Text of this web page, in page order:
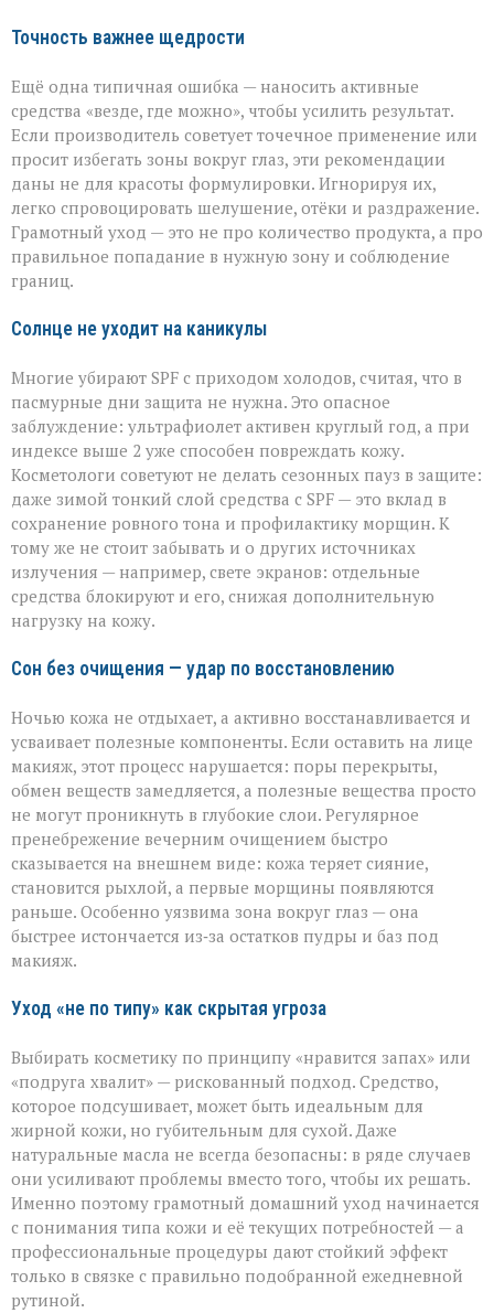
Точность важнее щедрости
Ещё одна типичная ошибка — наносить активные
средства «везде, где можно», чтобы усилить результат.
Если производитель советует точечное применение или
просит избегать зоны вокруг глаз, эти рекомендации
даны не для красоты формулировки. Игнорируя их,
легко спровоцировать шелушение, отёки и раздражение.
Грамотный уход — это не про количество продукта, а про
правильное попадание в нужную зону и соблюдение
границ.
Солнце не уходит на каникулы
Многие убирают SPF с приходом холодов, считая, что в
пасмурные дни защита не нужна. Это опасное
заблуждение: ультрафиолет активен круглый год, а при
индексе выше 2 уже способен повреждать кожу.
Косметологи советуют не делать сезонных пауз в защите:
даже зимой тонкий слой средства с SPF — это вклад в
сохранение ровного тона и профилактику морщин. К
тому же не стоит забывать и о других источниках
излучения — например, свете экранов: отдельные
средства блокируют и его, снижая дополнительную
нагрузку на кожу.
Сон без очищения — удар по восстановлению
Ночью кожа не отдыхает, а активно восстанавливается и
усваивает полезные компоненты. Если оставить на лице
макияж, этот процесс нарушается: поры перекрыты,
обмен веществ замедляется, а полезные вещества просто
не могут проникнуть в глубокие слои. Регулярное
пренебрежение вечерним очищением быстро
сказывается на внешнем виде: кожа теряет сияние,
становится рыхлой, а первые морщины появляются
раньше. Особенно уязвима зона вокруг глаз — она
быстрее истончается из‑за остатков пудры и баз под
макияж.
Уход «не по типу» как скрытая угроза
Выбирать косметику по принципу «нравится запах» или
«подруга хвалит» — рискованный подход. Средство,
которое подсушивает, может быть идеальным для
жирной кожи, но губительным для сухой. Даже
натуральные масла не всегда безопасны: в ряде случаев
они усиливают проблемы вместо того, чтобы их решать.
Именно поэтому грамотный домашний уход начинается
с понимания типа кожи и её текущих потребностей — а
профессиональные процедуры дают стойкий эффект
только в связке с правильно подобранной ежедневной
рутиной.